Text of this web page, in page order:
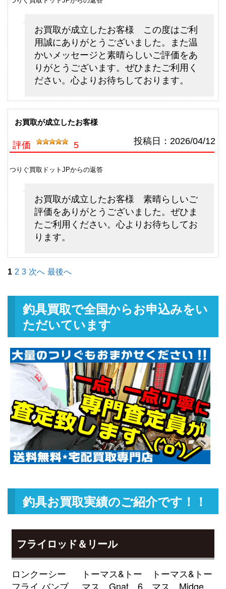
釣具買取クーポン
g-
シマノ フライロッド アスキス
J1408 未使用
釣具買取クーポンg-
turi20260502 （2026/05/31迄）
36,000円
2026/05/02
シマノ フライロッド フリースト
ーン LD-S 9025 未使用
釣具買取クーポン g-
turi20260503（2026/05/31迄）
15,000円
2026/05/02
シマノ フライロッド リーストー
ン LD-S 9028 ＃8 9’2” 未使用
turi20260504 （2026/05/31迄）
13,500円
2026/05/02
ーン 7063 ＃3 7’6” 未使用
釣具買取クーポンg-
turi20260505 （2026/05/31迄）
2026/05/02
ダイワ ベイトリール TDジリオン
使用
釣具買取クーポン
ダイワ ベイトリール ジリオン
TW HD 1520SHL 左 未使用
釣具買取クーポン g-
33,000円
2026/05/02
ダイワ ベイトリール ジリオン
TW HD 1520XHL 未使用
釣具買取クーポンg-
turi20260508（2026/05/31迄）
25,500円
2026/05/02
ダイワ ベイトリール ジリオン リ
ミテッド 6.3L Jドリーム 左 未使
用
釣具買取クーポン g-
turi20260509（2026/05/31迄）
22,500円
2026/05/02
釣具買取クーポンg-
turi20260510（2026/05/31迄）
魚探 未使用
釣具買取クーポンturi20260404-
01（2026/04/30迄）
お買取が成立したお客様 この度はご利
用誠にありがとうございました。また温
かいメッセージと素晴らしいご評価をあ
りがとうございます。ぜひまたご利用く
ださい。心よりお待ちしております。
お買取が成立したお客様
評価 5 投稿日： 2026/04/12
つりぐ買取ドットJPからの返答
お買取が成立したお客様 素晴らしいご
評価をありがとうございました。ぜひま
たご利用ください。心よりお待ちしてお
ります。
1 2 3 次へ 最後へ
釣具買取で全国からお申込みをい
ただいています
釣具お買取実績のご紹介です！！
フライロッド＆リール
ロンクーシー
フライ バンブ
トーマス&トー
マス Gnat 6
トーマス&トー
マス Midge